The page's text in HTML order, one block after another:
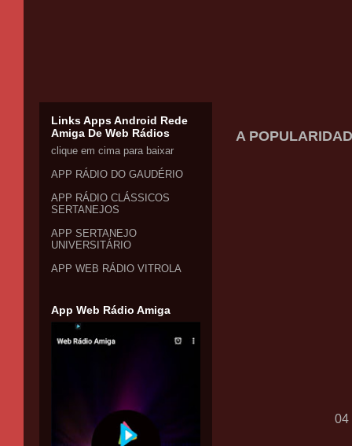
A
04
Links Apps Android Rede
Amiga De Web Rádios
clique em cima para baixar
APP RÁDIO DO GAUDÉRIO
APP RÁDIO CLÁSSICOS
SERTANEJOS
APP SERTANEJO
UNIVERSITÁRIO
APP WEB RÁDIO VITROLA
App Web Rádio Amiga